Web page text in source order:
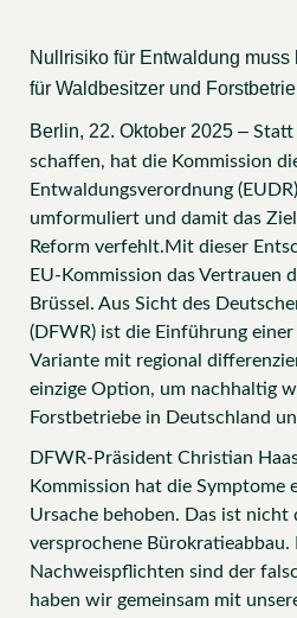
Nullrisiko für Entwaldung
für Waldbesitzer und
Berlin, 22. Oktober 2025 – Statt
schaffen, hat die Kommission
Entwaldungsverordnung
umformuliert und damit das
Reform verfehlt.Mit dieser
EU-Kommission das Vertrauen
Brüssel. Aus Sicht des
(DFWR) ist die Einführung
Variante mit regional
einzige Option, um nachhaltig
Forstbetriebe in Deutschland
DFWR-Präsident Christian
Kommission hat die Symptome
Ursache behoben. Das ist nicht
versprochene Bürokratieabbau.
Nachweispflichten sind der
haben wir gemeinsam mit